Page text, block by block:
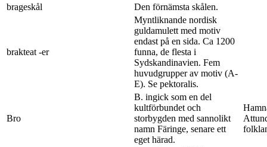
brageskål Den förnämsta skålen.
brakteat -er
Myntliknande nordisk
guldamulett med motiv
endast på en sida. Ca 1200
funna, de flesta i
Sydskandinavien. Fem
huvudgrupper av motiv (A-
E). Se pektoralis.
Bro
B. ingick som en del
kultförbundet och
storbygden med sannolikt
namn Färinge, senare ett
eget härad.